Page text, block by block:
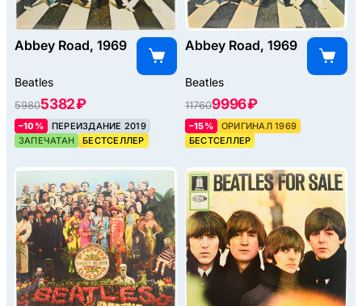
Abbey Road, 1969
Beatles
59805382 ₽
–10%
ПЕРЕИЗДАНИЕ 2019
ЗАПЕЧАТАН
БЕСТСЕЛЛЕР
Abbey Road, 1969
Beatles
117609996 ₽
–15%
ОРИГИНАЛ 1969
БЕСТСЕЛЛЕР